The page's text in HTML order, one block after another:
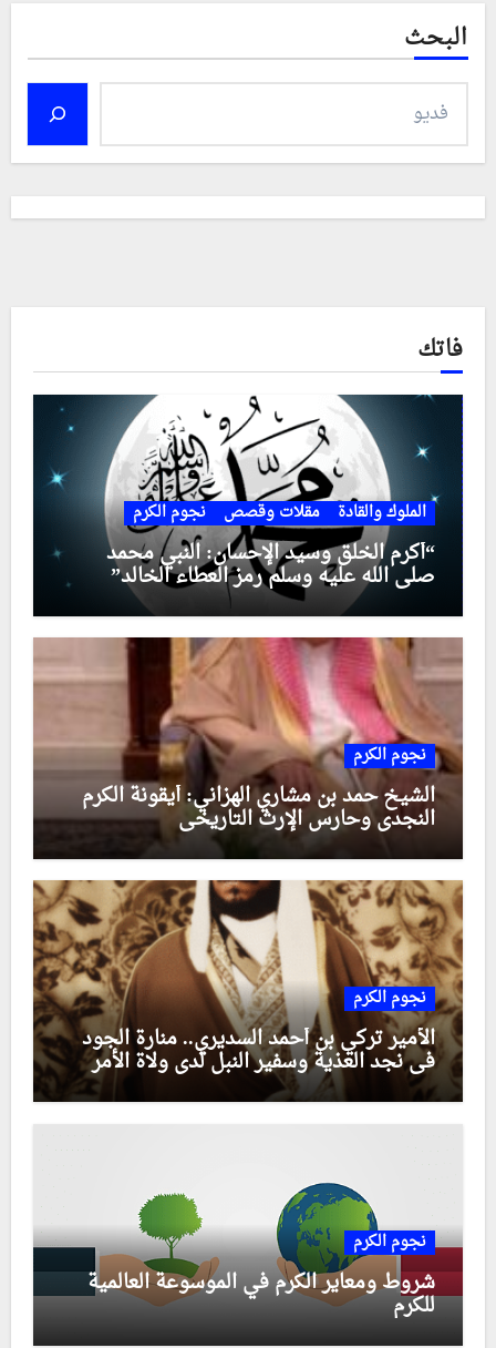
البحث
فاتك
الملوك والقادة مقلات وقصص نجوم الكرم
“أكرم الخلق وسيد الإحسان: النبي محمد
صلى الله عليه وسلم رمز العطاء الخالد”
نجوم الكرم
الشيخ حمد بن مشاري الهزاني: أيقونة الكرم
النجدي وحارس الإرث التاريخي
نجوم الكرم
الأمير تركي بن أحمد السديري.. منارة الجود
في نجد العذية وسفير النبل لدى ولاة الأمر
نجوم الكرم
شروط ومعاير الكرم في الموسوعة العالمية
للكرم